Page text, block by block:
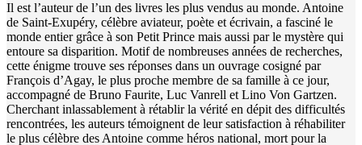
Il est l’auteur de l’un des livres les plus vendus au monde. Antoine
de Saint-Exupéry, célèbre aviateur, poète et écrivain, a fasciné le
monde entier grâce à son Petit Prince mais aussi par le mystère qui
entoure sa disparition. Motif de nombreuses années de recherches,
cette énigme trouve ses réponses dans un ouvrage cosigné par
François d’Agay, le plus proche membre de sa famille à ce jour,
accompagné de Bruno Faurite, Luc Vanrell et Lino Von Gartzen.
Cherchant inlassablement à rétablir la vérité en dépit des difficultés
rencontrées, les auteurs témoignent de leur satisfaction à réhabiliter
le plus célèbre des Antoine comme héros national, mort pour la